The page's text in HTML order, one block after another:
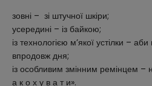
зовні – зі штучної шкіри;
усередині – із байкою;
із технологією м’якої устілки –
впродовж дня;
із особливим змінним ремінцем –
а к о х у в а т и».